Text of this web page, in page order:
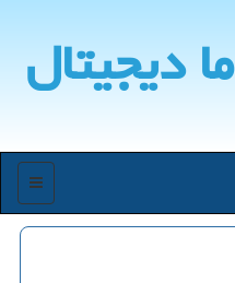
ما دیجیتال
منو